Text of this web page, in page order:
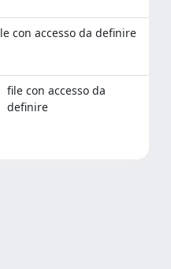
con accesso da definire
file con accesso da
definire